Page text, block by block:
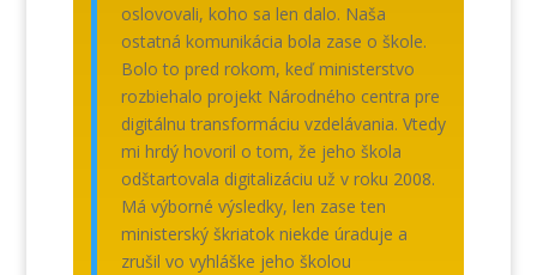
oslovovali, koho sa len dalo. Naša
ostatná komunikácia bola zase o škole.
Bolo to pred rokom, keď ministerstvo
rozbiehalo projekt Národného centra pre
digitálnu transformáciu vzdelávania. Vtedy
mi hrdý hovoril o tom, že jeho škola
odštartovala digitalizáciu už v roku 2008.
Má výborné výsledky, len zase ten
ministerský škriatok niekde úraduje a
zrušil vo vyhláške jeho školou